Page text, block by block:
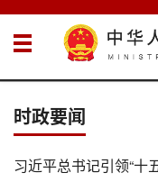
时政要闻
习近平总书记引领“十